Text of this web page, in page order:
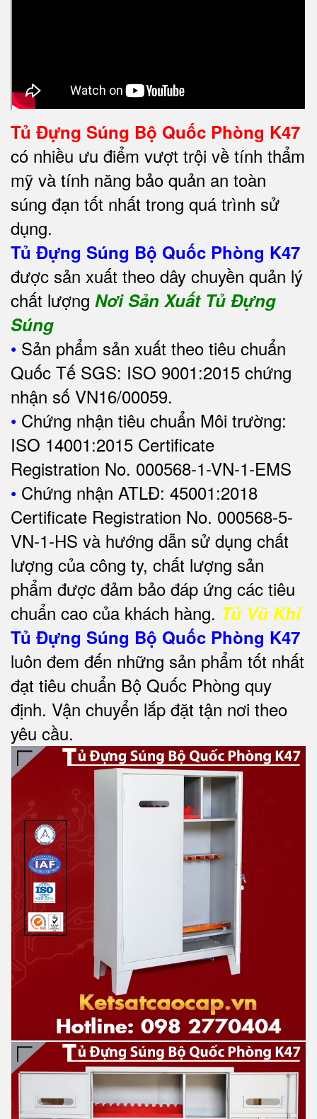
Tủ Đựng Súng Bộ Quốc Phòng K47
có nhiều ưu điểm vượt trội về tính thẩm
mỹ và tính năng bảo quản an toàn
súng đạn tốt nhất trong quá trình sử
dụng.
Tủ Đựng Súng Bộ Quốc Phòng K47
được sản xuất theo dây chuyền quản lý
chất lượng Nơi Sản Xuất Tủ Đựng
Súng
• Sản phẩm sản xuất theo tiêu chuẩn
Quốc Tế SGS: ISO 9001:2015 chứng
nhận số VN16/00059.
• Chứng nhận tiêu chuẩn Môi trường:
ISO 14001:2015 Certificate
Registration No. 000568-1-VN-1-EMS
• Chứng nhận ATLĐ: 45001:2018
Certificate Registration No. 000568-5-
VN-1-HS và hướng dẫn sử dụng chất
lượng của công ty, chất lượng sản
phẩm được đảm bảo đáp ứng các tiêu
chuẩn cao của khách hàng. Tủ Vũ Khí
Tủ Đựng Súng Bộ Quốc Phòng K47
luôn đem đến những sản phẩm tốt nhất
đạt tiêu chuẩn Bộ Quốc Phòng quy
định. Vận chuyển lắp đặt tận nơi theo
yêu cầu.